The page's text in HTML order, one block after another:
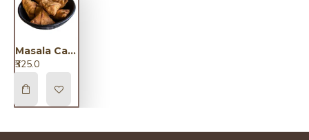
Masala Cashew Samosa (small) / మసాల కాజు సమోసా చిన్నవి
₹325.0